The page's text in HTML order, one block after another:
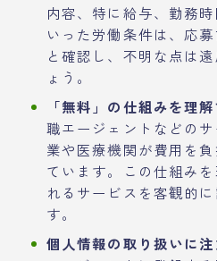
内容、特に給与、勤務
いった労働条件は、応
と確認し、不明な点は
ょう。
「無料」の仕組みを理
職エージェントなどの
業や医療機関が費用を
ています。この仕組み
れるサービスを客観的
す。
個人情報の取り扱いに